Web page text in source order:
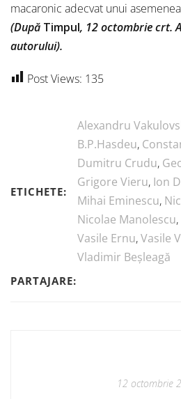
macaronic adecvat unui
(După Timpul, 12 octombrie crt.
autorului).
Post Views: 135
ETICHETE:
Alexandru
B.P.Hasdeu,
Dumitru Crudu,
Grigore Vieru, Ion
Mihai Eminescu,
Nicolae Manolescu,
Vasile Ernu,Vasile
Vladimir Beșleagă
PARTAJARE:
12 octombrie